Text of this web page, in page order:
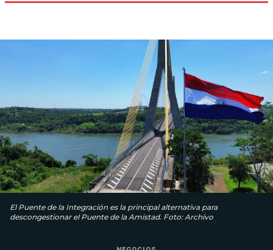
El Puente de la Integración es la principal alternativa para
descongestionar el Puente de la Amistad. Foto: Archivo